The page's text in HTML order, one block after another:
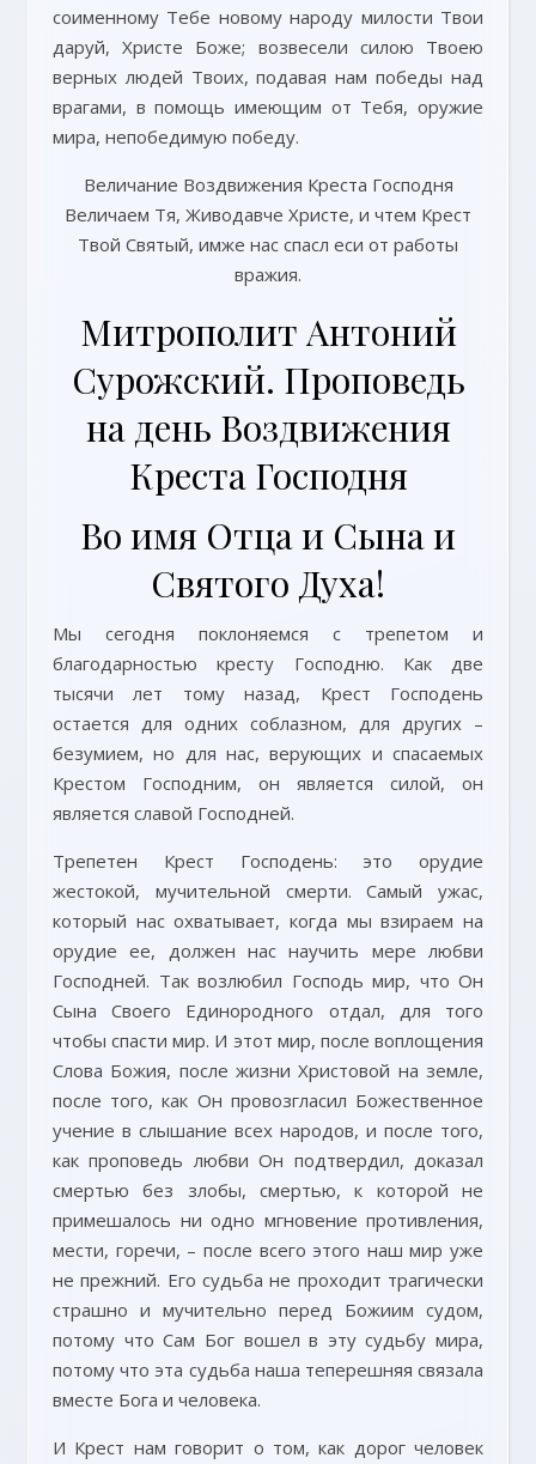
соименному Тебе новому народу милости Твои
даруй, Христе Боже; возвесели силою Твоею
верных людей Твоих, подавая нам победы над
врагами, в помощь имеющим от Тебя, оружие
мира, непобедимую победу.
Величание Воздвижения Креста Господня
Величаем Тя, Живодавче Христе, и чтем Крест
Твой Святый, имже нас спасл еси от работы
вражия.
Митрополит Антоний
Сурожский. Проповедь
на день Воздвижения
Креста Господня
Во имя Отца и Сына и
Святого Духа!
Мы сегодня поклоняемся с трепетом и
благодарностью кресту Господню. Как две
тысячи лет тому назад, Крест Господень
остается для одних соблазном, для других –
безумием, но для нас, верующих и спасаемых
Крестом Господним, он является силой, он
является славой Господней.
Трепетен Крест Господень: это орудие
жестокой, мучительной смерти. Самый ужас,
который нас охватывает, когда мы взираем на
орудие ее, должен нас научить мере любви
Господней. Так возлюбил Господь мир, что Он
Сына Своего Единородного отдал, для того
чтобы спасти мир. И этот мир, после воплощения
Слова Божия, после жизни Христовой на земле,
после того, как Он провозгласил Божественное
учение в слышание всех народов, и после того,
как проповедь любви Он подтвердил, доказал
смертью без злобы, смертью, к которой не
примешалось ни одно мгновение противления,
мести, горечи, – после всего этого наш мир уже
не прежний. Его судьба не проходит трагически
страшно и мучительно перед Божиим судом,
потому что Сам Бог вошел в эту судьбу мира,
потому что эта судьба наша теперешняя связала
вместе Бога и человека.
И Крест нам говорит о том, как дорог человек